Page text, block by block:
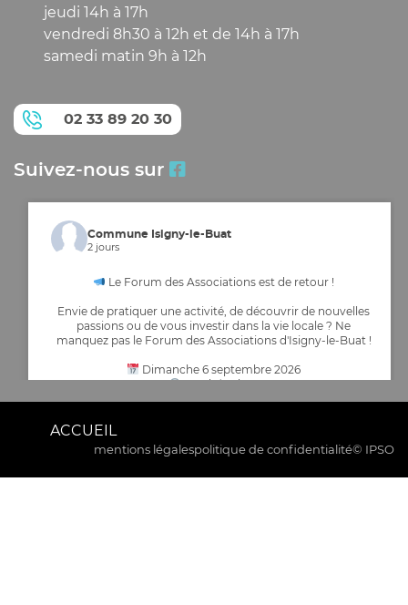
jeudi 14h à 17h
vendredi 8h30 à 12h et de 14h à 17h
samedi matin 9h à 12h
02 33 89 20 30
Suivez-nous sur
Commune Isigny-le-Buat
2 jours
Le Forum des Associations est de retour !
Envie de pratiquer une activité, de découvrir de nouvelles
passions ou de vous investir dans la vie locale ? Ne
manquez pas le Forum des Associations d'Isigny-le-Buat !
Dimanche 6 septembre 2026
Venez rencontrer les nombreuses associations de la
commune,...
Commune Isigny-le-Buat
ACCUEIL
mentions légalespolitique de confidentialité© IPSO